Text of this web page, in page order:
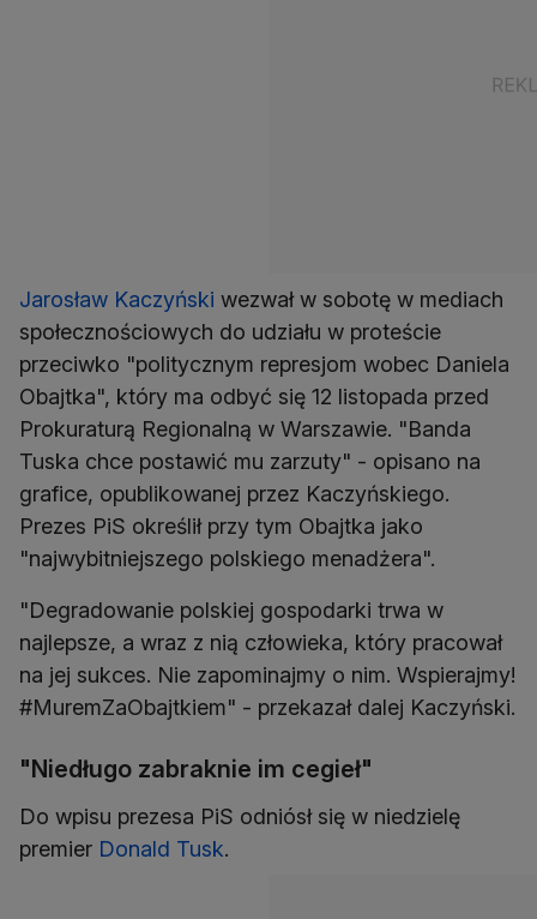
Jarosław Kaczyński wezwał w sobotę w mediach
społecznościowych do udziału w proteście
przeciwko "politycznym represjom wobec Daniela
Obajtka", który ma odbyć się 12 listopada przed
Prokuraturą Regionalną w Warszawie. "Banda
Tuska chce postawić mu zarzuty" - opisano na
grafice, opublikowanej przez Kaczyńskiego.
Prezes PiS określił przy tym Obajtka jako
"najwybitniejszego polskiego menadżera".
"Degradowanie polskiej gospodarki trwa w
najlepsze, a wraz z nią człowieka, który pracował
na jej sukces. Nie zapominajmy o nim. Wspierajmy!
#MuremZaObajtkiem" - przekazał dalej Kaczyński.
"Niedługo zabraknie im cegieł"
Do wpisu prezesa PiS odniósł się w niedzielę
premier Donald Tusk.